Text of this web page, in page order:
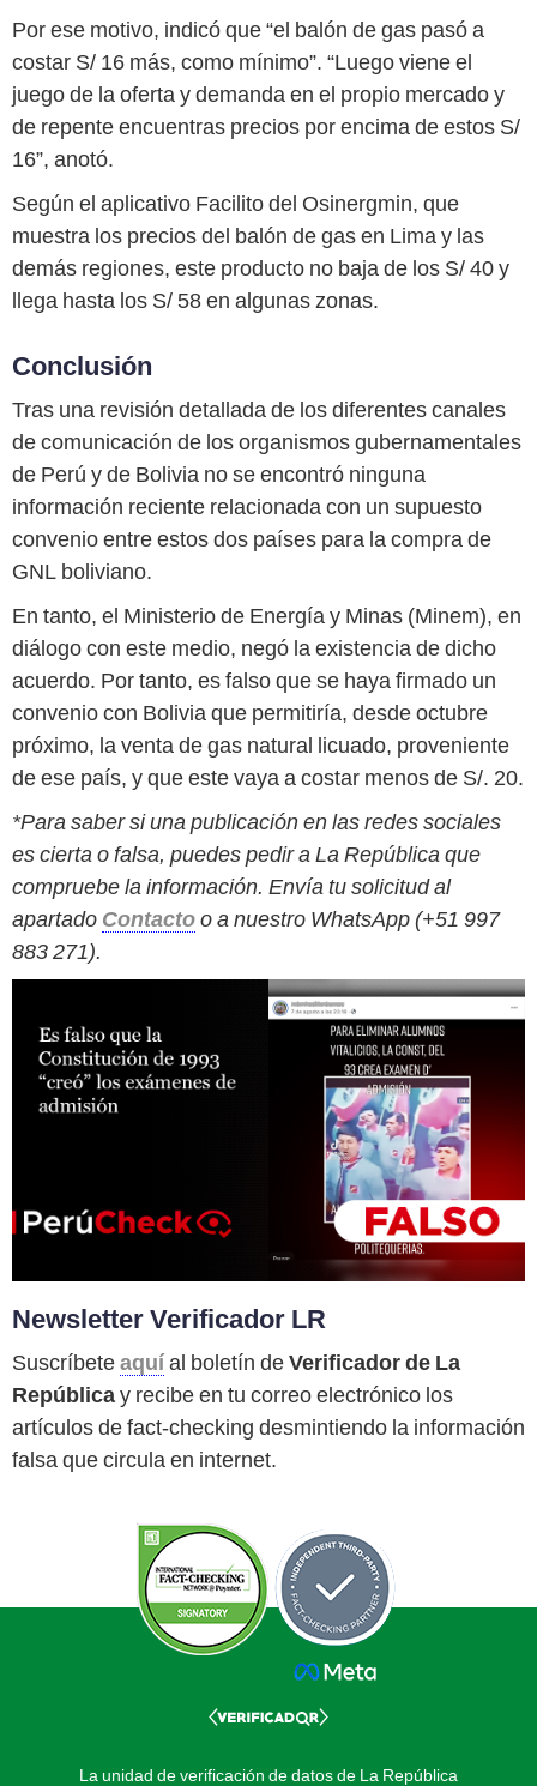
Por ese motivo, indicó que “el balón de gas pasó a
costar S/ 16 más, como mínimo”. “Luego viene el
juego de la oferta y demanda en el propio mercado y
de repente encuentras precios por encima de estos S/
16”, anotó.
Según el aplicativo Facilito del Osinergmin, que
muestra los precios del balón de gas en Lima y las
demás regiones, este producto no baja de los S/ 40 y
llega hasta los S/ 58 en algunas zonas.
Conclusión
Tras una revisión detallada de los diferentes canales
de comunicación de los organismos gubernamentales
de Perú y de Bolivia no se encontró ninguna
información reciente relacionada con un supuesto
convenio entre estos dos países para la compra de
GNL boliviano.
En tanto, el Ministerio de Energía y Minas (Minem), en
diálogo con este medio, negó la existencia de dicho
acuerdo. Por tanto, es falso que se haya firmado un
convenio con Bolivia que permitiría, desde octubre
próximo, la venta de gas natural licuado, proveniente
de ese país, y que este vaya a costar menos de S/. 20.
*Para saber si una publicación en las redes sociales
es cierta o falsa, puedes pedir a La República que
compruebe la información. Envía tu solicitud al
apartado Contactoo a nuestro WhatsApp (+51 997
883 271).
Newsletter Verificador LR
Suscríbeteaquíal boletín deVerificador de La
Repúblicay recibe en tu correo electrónico los
artículos de fact-checking desmintiendo la información
falsa que circula en internet.
La unidad de verificación de datos de La República